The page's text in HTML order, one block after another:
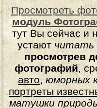
Просмотреть
модуль
тут Вы сейчас и
устают читать
просмотрев
фотографий,
авто,юморных
портреты
матушки